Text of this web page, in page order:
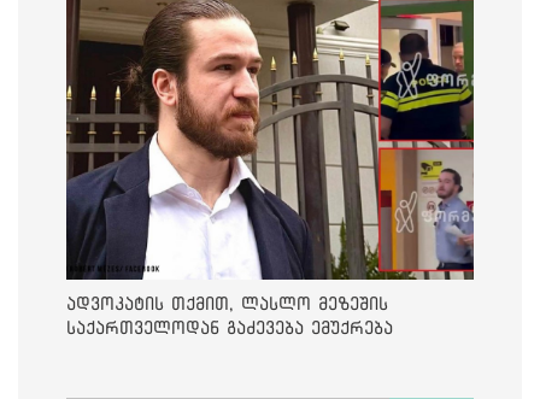
ადვოკატის თქმით, ლასლო მეზეშის
საქართველოდან გაძევება ემუქრება